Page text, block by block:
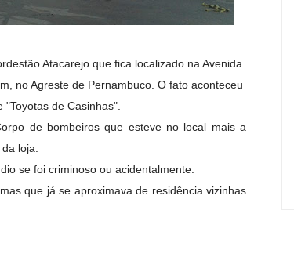
Atacarejo que fica localizado na Avenida
no Agreste de Pernambuco. O fato aconteceu
de Casinhas".
de bombeiros que esteve no local mais a
loja.
se foi criminoso ou acidentalmente.
que já se aproximava de residência vizinhas